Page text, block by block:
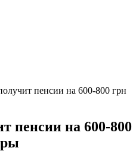
пенсии на 600-800 грн
пенсии на 600-800